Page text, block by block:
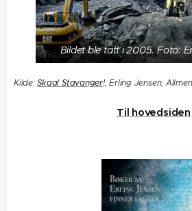
Bildet ble tatt i 2005. Foto:
Kilde:Skaal Stavanger!, Erling Jensen,
Til hovedsiden